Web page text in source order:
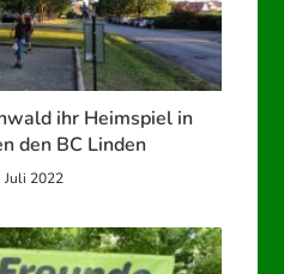
ihr Heimspiel in
den BC Linden
Juli 2022